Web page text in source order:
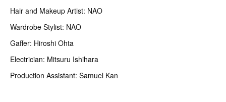
Hair and Makeup Artist: NAO
Wardrobe Stylist: NAO
Gaffer: Hiroshi Ohta
Electrician: Mitsuru Ishihara
Production Assistant: Samuel Kan